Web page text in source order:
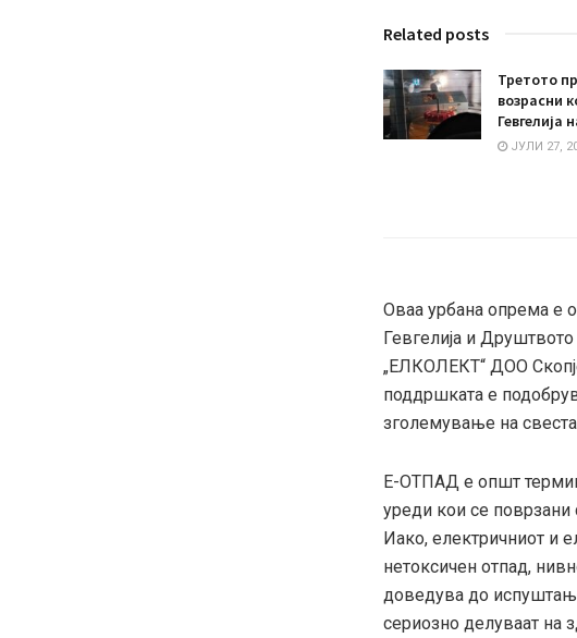
Related posts
Третото
возрасни
Гевгелија
ЈУЛИ 27,
Оваа урбана опрема е
Гевгелија и
„ЕЛКОЛЕКТ“ ДОО
поддршката е
зголемување на
Е-ОТПАД е општ
уреди кои се
Иако, електричниот и
нетоксичен отпад,
доведува до
сериозно делуваат на